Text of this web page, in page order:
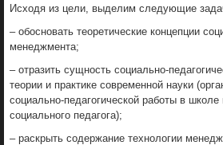
Исходя из цели, выделим следующие
– обосновать теоретические концепции
менеджмента;
– отразить сущность социально-
теории и практике современной науки
социально-педагогической работы в
социального педагога);
– раскрыть содержание технологии